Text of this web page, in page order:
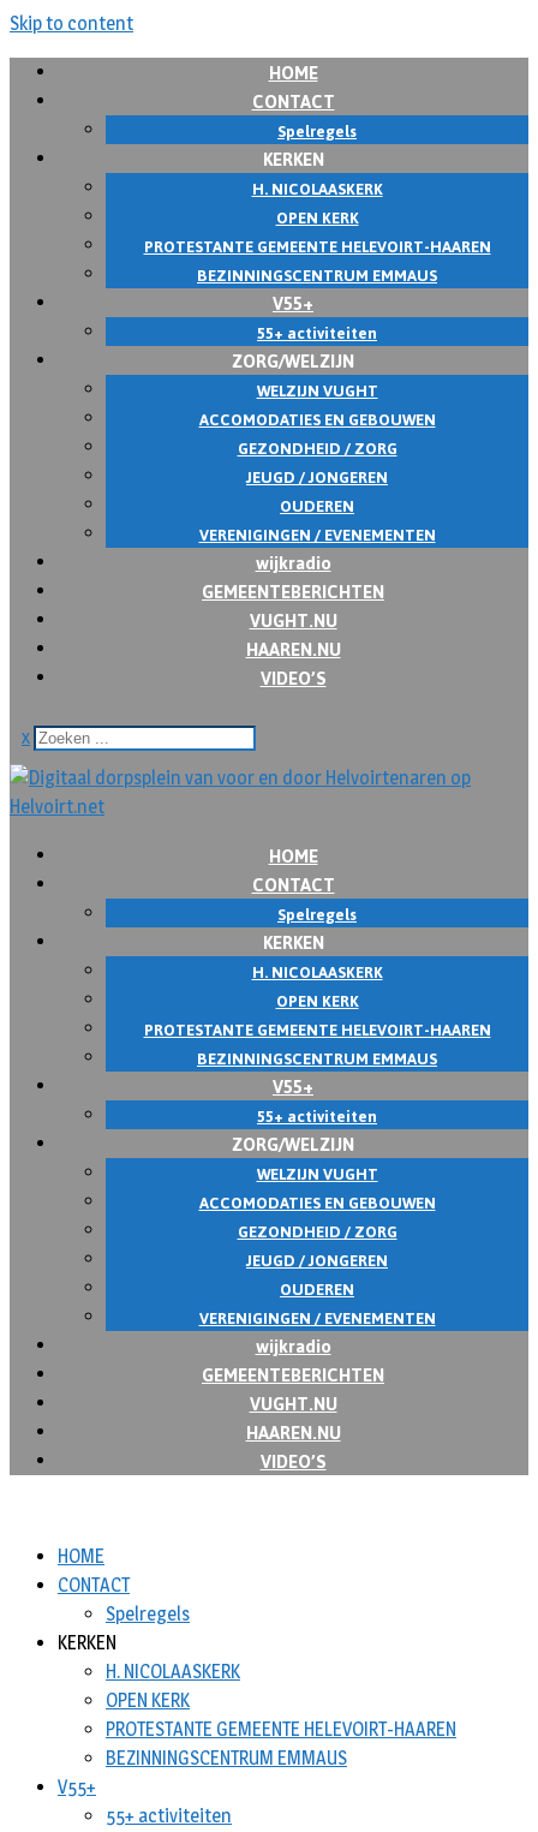
Skip to content
HOME
CONTACT
Spelregels
KERKEN
H. NICOLAASKERK
OPEN KERK
PROTESTANTE GEMEENTE HELEVOIRT-HAAREN
BEZINNINGSCENTRUM EMMAUS
V55+
55+ activiteiten
ZORG/WELZIJN
WELZIJN VUGHT
ACCOMODATIES EN GEBOUWEN
GEZONDHEID / ZORG
JEUGD / JONGEREN
OUDEREN
VERENIGINGEN / EVENEMENTEN
wijkradio
GEMEENTEBERICHTEN
VUGHT.NU
HAAREN.NU
VIDEO’S
x
HOME
CONTACT
Spelregels
KERKEN
H. NICOLAASKERK
OPEN KERK
PROTESTANTE GEMEENTE HELEVOIRT-HAAREN
BEZINNINGSCENTRUM EMMAUS
V55+
55+ activiteiten
ZORG/WELZIJN
WELZIJN VUGHT
ACCOMODATIES EN GEBOUWEN
GEZONDHEID / ZORG
JEUGD / JONGEREN
OUDEREN
VERENIGINGEN / EVENEMENTEN
wijkradio
GEMEENTEBERICHTEN
VUGHT.NU
HAAREN.NU
VIDEO’S
HOME
CONTACT
Spelregels
KERKEN
H. NICOLAASKERK
OPEN KERK
PROTESTANTE GEMEENTE HELEVOIRT-HAAREN
BEZINNINGSCENTRUM EMMAUS
V55+
55+ activiteiten